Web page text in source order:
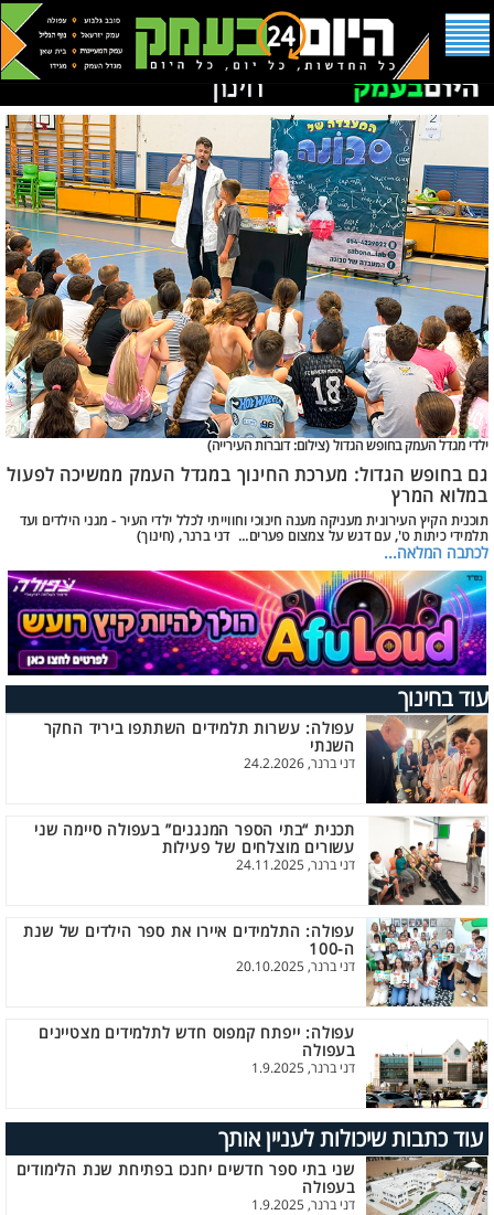
ילדי מגדל העמק בחופש הגדול (צילום: דוברות העירייה)
גם בחופש הגדול: מערכת החינוך במגדל העמק ממשיכה לפעול
במלוא המרץ
תוכנית הקיץ העירונית מעניקה מענה חינוכי וחווייתי לכלל ילדי העיר - מגני הילדים ועד
תלמידי כיתות ט', עם דגש על צמצום פערים... דני ברנר, (חינוך)
לכתבה המלאה...
עוד בחינוך
עפולה: עשרות תלמידים השתתפו ביריד החקר
השנתי
דני ברנר, 24.2.2026
תכנית “בתי הספר המנגנים” בעפולה סיימה שני
עשורים מוצלחים של פעילות
דני ברנר, 24.11.2025
עפולה: התלמידים איירו את ספר הילדים של שנת
ה-100
דני ברנר, 20.10.2025
עפולה: ייפתח קמפוס חדש לתלמידים מצטיינים
בעפולה
דני ברנר, 1.9.2025
עוד כתבות שיכולות לעניין אותך
שני בתי ספר חדשים יחנכו בפתיחת שנת הלימודים
בעפולה
דני ברנר, 1.9.2025